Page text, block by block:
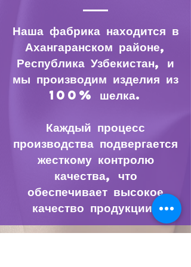
Наша фабрика находится в
Ахангаранском районе,
Республика Узбекистан, и
мы производим изделия из
100% шелка.
Каждый процесс
производства подвергается
жесткому контролю
качества, что
обеспечивает высокое
качество продукции.